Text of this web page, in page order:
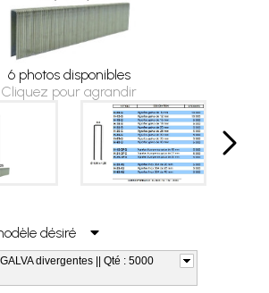
6 photos disponibles
Cliquez pour agrandir
désiré
divergentes || Qté : 5000